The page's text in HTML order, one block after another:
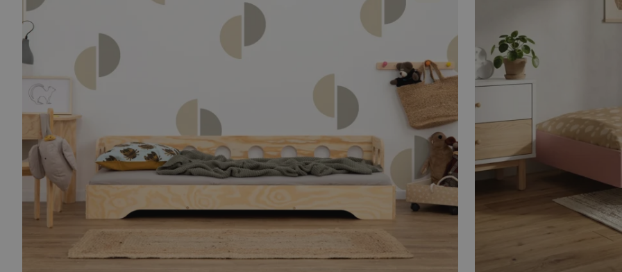
la
page
du
produit
produit